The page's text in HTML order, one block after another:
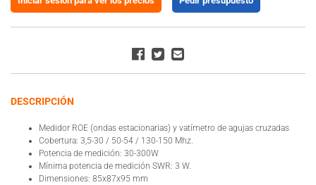
DESCRIPCIÓN
Medidor ROE (ondas estacionarias) y vatímetro de agujas cruzadas
Cobertura: 3,5-30 / 50-54 / 130-150 Mhz.
Potencia de medición: 30-300W
Mínima potencia de medición SWR: 3 W.
Dimensiones: 85x87x95 mm